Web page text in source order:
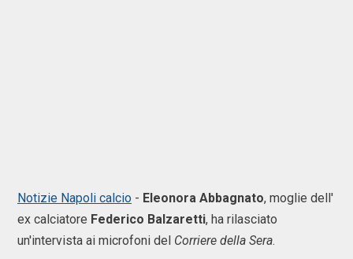
Notizie Napoli calcio - Eleonora Abbagnato, moglie dell'
ex calciatore Federico Balzaretti, ha rilasciato
un'intervista ai microfoni del Corriere della Sera.